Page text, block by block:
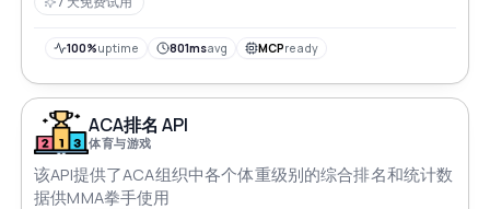
100%uptime 801msavg MCPready
ACA排名 API
体育与游戏
该API提供了ACA组织中各个体重级别的综合排名和统计数
据供MMA拳手使用